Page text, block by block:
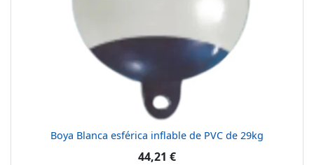
Boya Blanca esférica inflable de PVC de 29kg
44,21 €